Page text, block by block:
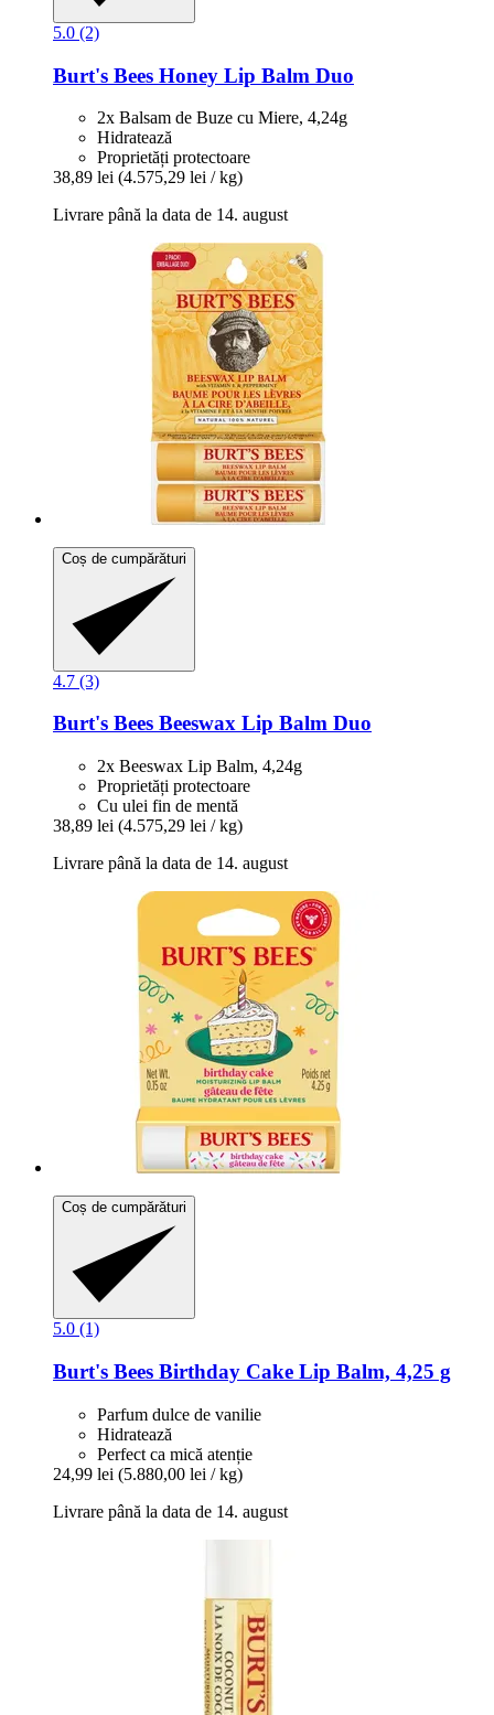
5.0 (2)
Burt's Bees Honey Lip Balm Duo
2x Balsam de Buze cu Miere, 4,24g
Hidratează
Proprietăți protectoare
38,89 lei (4.575,29 lei / kg)
Livrare până la data de 14. august
Coș de cumpărături
4.7 (3)
Burt's Bees Beeswax Lip Balm Duo
2x Beeswax Lip Balm, 4,24g
Proprietăți protectoare
Cu ulei fin de mentă
38,89 lei (4.575,29 lei / kg)
Livrare până la data de 14. august
Coș de cumpărături
5.0 (1)
Burt's Bees Birthday Cake Lip Balm, 4,25 g
Parfum dulce de vanilie
Hidratează
Perfect ca mică atenție
24,99 lei (5.880,00 lei / kg)
Livrare până la data de 14. august